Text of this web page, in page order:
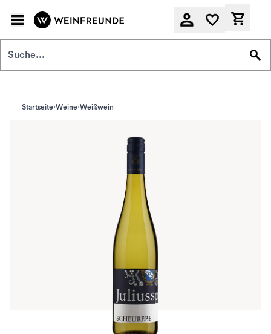
Startseite Weine Weißwein